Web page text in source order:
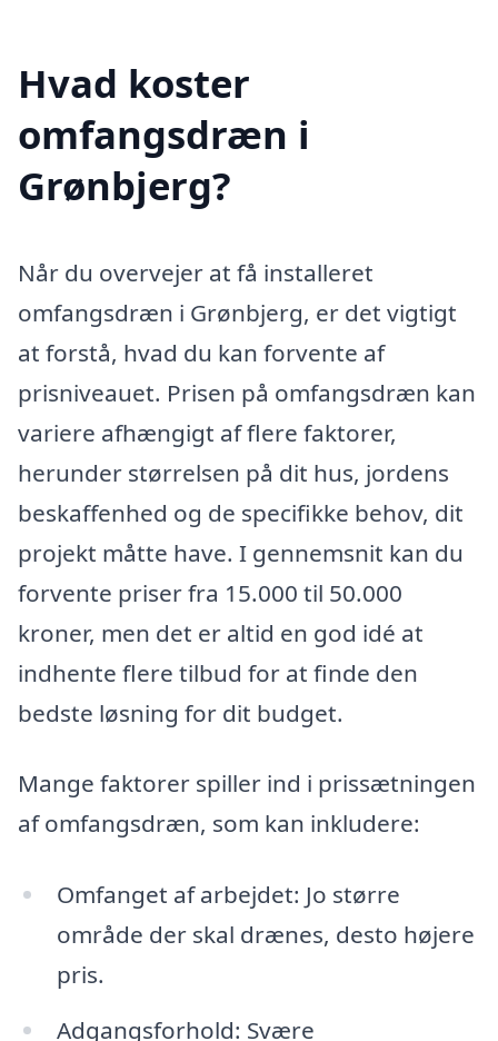
Hvad koster
omfangsdræn i
Grønbjerg?
Når du overvejer at få installeret
omfangsdræn i Grønbjerg, er det vigtigt
at forstå, hvad du kan forvente af
prisniveauet. Prisen på omfangsdræn kan
variere afhængigt af flere faktorer,
herunder størrelsen på dit hus, jordens
beskaffenhed og de specifikke behov, dit
projekt måtte have. I gennemsnit kan du
forvente priser fra 15.000 til 50.000
kroner, men det er altid en god idé at
indhente flere tilbud for at finde den
bedste løsning for dit budget.
Mange faktorer spiller ind i prissætningen
af omfangsdræn, som kan inkludere:
Omfanget af arbejdet: Jo større
område der skal drænes, desto højere
pris.
Adgangsforhold: Svære